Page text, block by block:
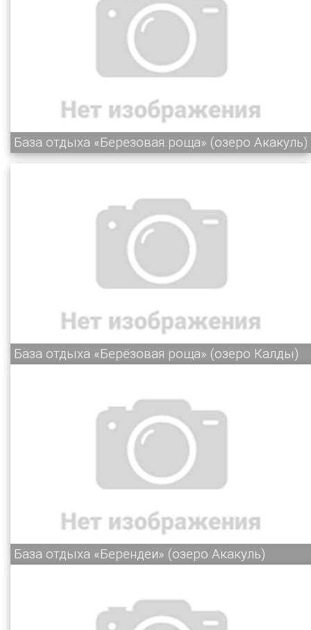
База отдыха «Березовая роща» (озеро Акакуль)
База отдыха «Берёзовая роща» (озеро Калды)
База отдыха «Берендеи» (озеро Акакуль)